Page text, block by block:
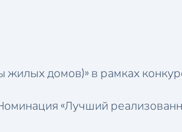
домов)» в рамках
«Лучший